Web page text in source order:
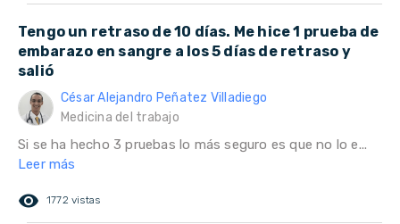
Tengo un retraso de 10 días. Me hice 1 prueba de
embarazo en sangre a los 5 días de retraso y
salió
César Alejandro Peñatez Villadiego
Medicina del trabajo
Si se ha hecho 3 pruebas lo más seguro es que no lo e...
Leer más
remove_red_eye 1772 vistas